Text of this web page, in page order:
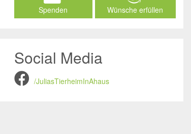
Spenden Wünsche erfüllen
Social Media
/JuliasTierheimInAhaus